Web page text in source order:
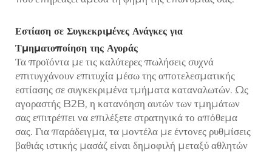
Εστίαση σε Συγκεκριμένες Ανάγκες για
Τμηματοποίηση της Αγοράς
Τα προϊόντα με τις καλύτερες πωλήσεις συχνά
επιτυγχάνουν επιτυχία μέσω της αποτελεσματικής
εστίασης σε συγκεκριμένα τμήματα καταναλωτών. Ως
αγοραστής B2B, η κατανόηση αυτών των τμημάτων
σας επιτρέπει να επιλέξετε στρατηγικά το απόθεμα
σας. Για παράδειγμα, τα μοντέλα με έντονες ρυθμίσεις
βαθιάς ιστικής μασάζ είναι δημοφιλή μεταξύ αθλητών